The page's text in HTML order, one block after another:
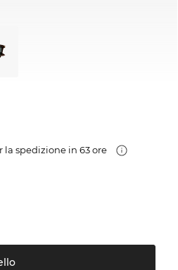
la spedizione in 63 ore